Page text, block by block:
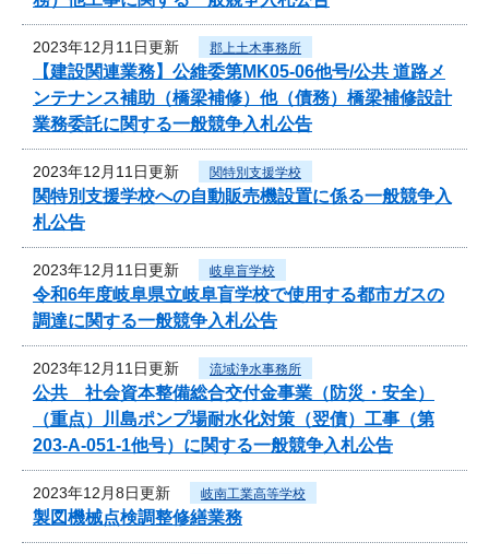
2023年12月11日更新 郡上土木事務所
【建設関連業務】公維委第MK05-06他号/公共 道路メ
ンテナンス補助（橋梁補修）他（債務）橋梁補修設計
業務委託に関する一般競争入札公告
2023年12月11日更新 関特別支援学校
関特別支援学校への自動販売機設置に係る一般競争入
札公告
2023年12月11日更新 岐阜盲学校
令和6年度岐阜県立岐阜盲学校で使用する都市ガスの
調達に関する一般競争入札公告
2023年12月11日更新 流域浄水事務所
公共 社会資本整備総合交付金事業（防災・安全）
（重点）川島ポンプ場耐水化対策（翌債）工事（第
203-A-051-1他号）に関する一般競争入札公告
2023年12月8日更新 岐南工業高等学校
製図機械点検調整修繕業務